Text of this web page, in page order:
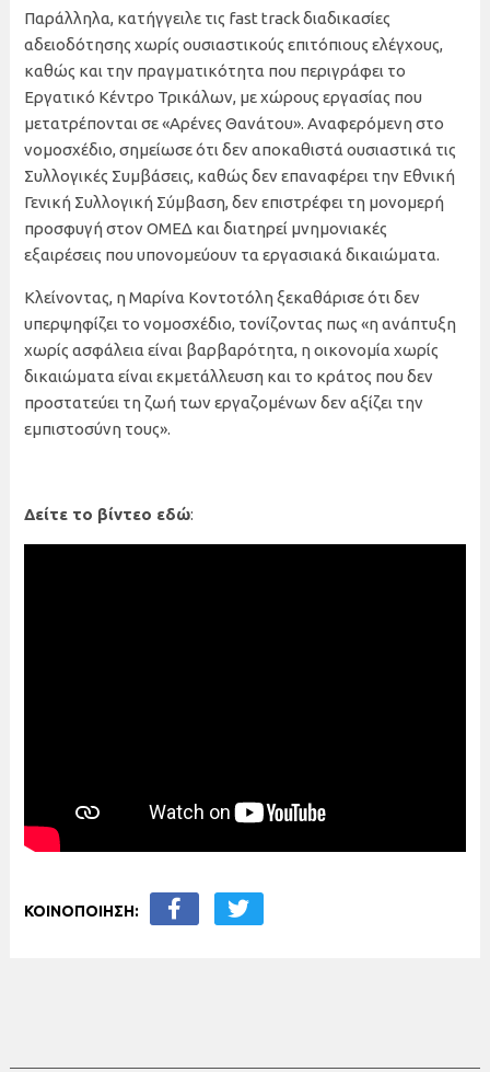
Παράλληλα, κατήγγειλε τις fast track διαδικασίες
αδειοδότησης χωρίς ουσιαστικούς επιτόπιους ελέγχους,
καθώς και την πραγματικότητα που περιγράφει το
Εργατικό Κέντρο Τρικάλων, με χώρους εργασίας που
μετατρέπονται σε «Αρένες Θανάτου». Αναφερόμενη στο
νομοσχέδιο, σημείωσε ότι δεν αποκαθιστά ουσιαστικά τις
Συλλογικές Συμβάσεις, καθώς δεν επαναφέρει την Εθνική
Γενική Συλλογική Σύμβαση, δεν επιστρέφει τη μονομερή
προσφυγή στον ΟΜΕΔ και διατηρεί μνημονιακές
εξαιρέσεις που υπονομεύουν τα εργασιακά δικαιώματα.
Κλείνοντας, η Μαρίνα Κοντοτόλη ξεκαθάρισε ότι δεν
υπερψηφίζει το νομοσχέδιο, τονίζοντας πως «η ανάπτυξη
χωρίς ασφάλεια είναι βαρβαρότητα, η οικονομία χωρίς
δικαιώματα είναι εκμετάλλευση και το κράτος που δεν
προστατεύει τη ζωή των εργαζομένων δεν αξίζει την
εμπιστοσύνη τους».
Δείτε το βίντεο εδώ:
ΚΟΙΝΟΠΟΙΗΣΗ: